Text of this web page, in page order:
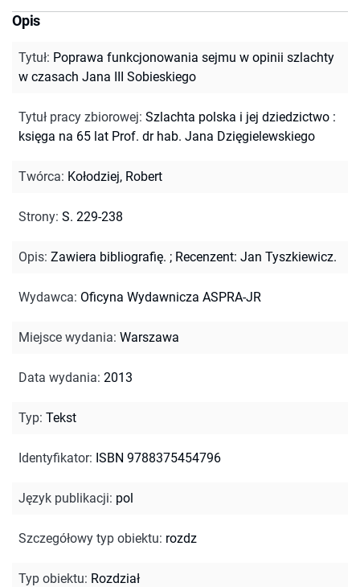
Opis
Tytuł: Poprawa funkcjonowania sejmu w opinii szlachty
w czasach Jana III Sobieskiego
Tytuł pracy zbiorowej: Szlachta polska i jej dziedzictwo :
księga na 65 lat Prof. dr hab. Jana Dzięgielewskiego
Twórca: Kołodziej, Robert
Strony: S. 229-238
Opis: Zawiera bibliografię. ; Recenzent: Jan Tyszkiewicz.
Wydawca: Oficyna Wydawnicza ASPRA-JR
Miejsce wydania: Warszawa
Data wydania: 2013
Typ: Tekst
Identyfikator: ISBN 9788375454796
Język publikacji: pol
Szczegółowy typ obiektu: rozdz
Typ obiektu: Rozdział